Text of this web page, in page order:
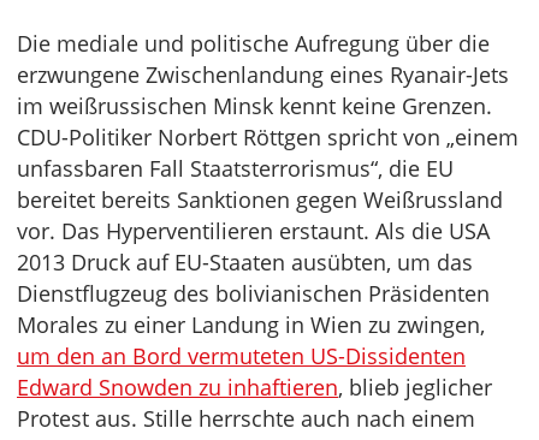
Die mediale und politische Aufregung über die
erzwungene Zwischenlandung eines Ryanair-Jets
im weißrussischen Minsk kennt keine Grenzen.
CDU-Politiker Norbert Röttgen spricht von „einem
unfassbaren Fall Staatsterrorismus“, die EU
bereitet bereits Sanktionen gegen Weißrussland
vor. Das Hyperventilieren erstaunt. Als die USA
2013 Druck auf EU-Staaten ausübten, um das
Dienstflugzeug des bolivianischen Präsidenten
Morales zu einer Landung in Wien zu zwingen,
um den an Bord vermuteten US-Dissidenten
Edward Snowden zu inhaftieren, blieb jeglicher
Protest aus. Stille herrschte auch nach einem